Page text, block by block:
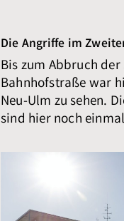
Die Angriffe im
Bis zum Abbruch
Bahnhofstraße war
Neu-Ulm zu sehen.
sind hier noch